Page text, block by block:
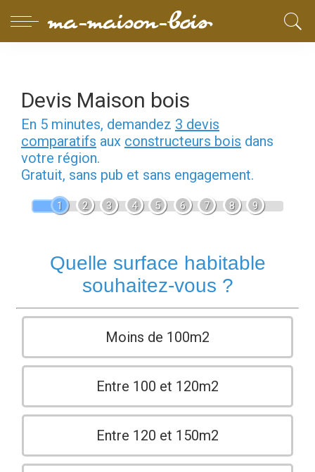
Devis Maison bois
En 5 minutes, demandez 3 devis
comparatifs aux constructeurs bois dans
votre région.
Gratuit, sans pub et sans engagement.
1 2 3 4 5 6 7 8 9
Quelle surface habitable
souhaitez-vous ?
Moins de 100m2
Entre 100 et 120m2
Entre 120 et 150m2